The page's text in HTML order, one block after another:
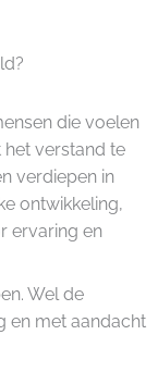
die voelen
verstand te
verdiepen in
ontwikkeling,
ervaring en
Wel de
en met aandacht